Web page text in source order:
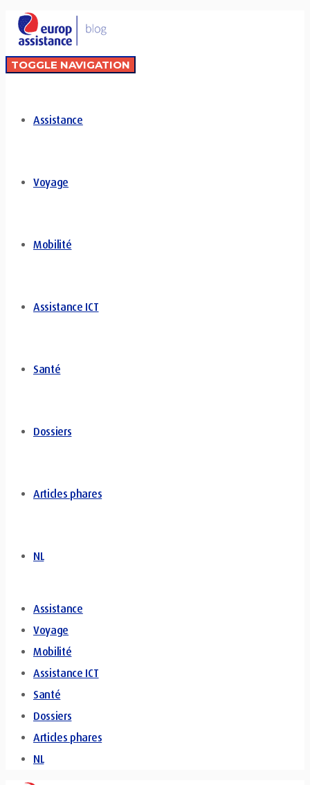
TOGGLE NAVIGATION
Assistance
Voyage
Mobilité
Assistance ICT
Santé
Dossiers
Articles phares
NL
Assistance
Voyage
Mobilité
Assistance ICT
Santé
Dossiers
Articles phares
NL